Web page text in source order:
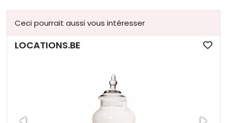
Ceci pourrait aussi vous intéresser
LOCATIONS.BE